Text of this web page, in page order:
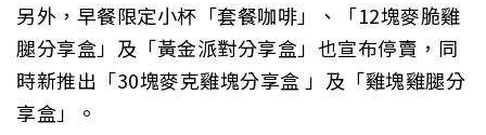
另外，早餐限定小杯「套餐咖啡」、「12塊麥脆雞
腿分享盒」及「黃金派對分享盒」也宣布停賣，同
時新推出「30塊麥克雞塊分享盒 」及「雞塊雞腿分
享盒」。